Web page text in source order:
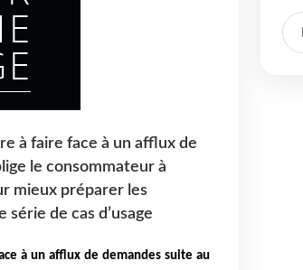
à faire face à un afflux de
le consommateur à
mieux préparer les
de cas d’usage
à un afflux de demandes suite au